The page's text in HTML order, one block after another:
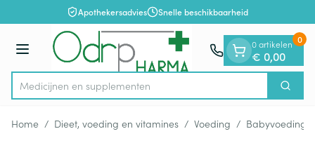
Ga naar de inhoudApothekersadvies Snelle beschikbaarheid
Menu
Product, merk, categorie...
Medicij Zoek
0 artikelen
€ 0,00
0
Home / Dieet, voeding en vitamines / Voeding / Babyvoeding